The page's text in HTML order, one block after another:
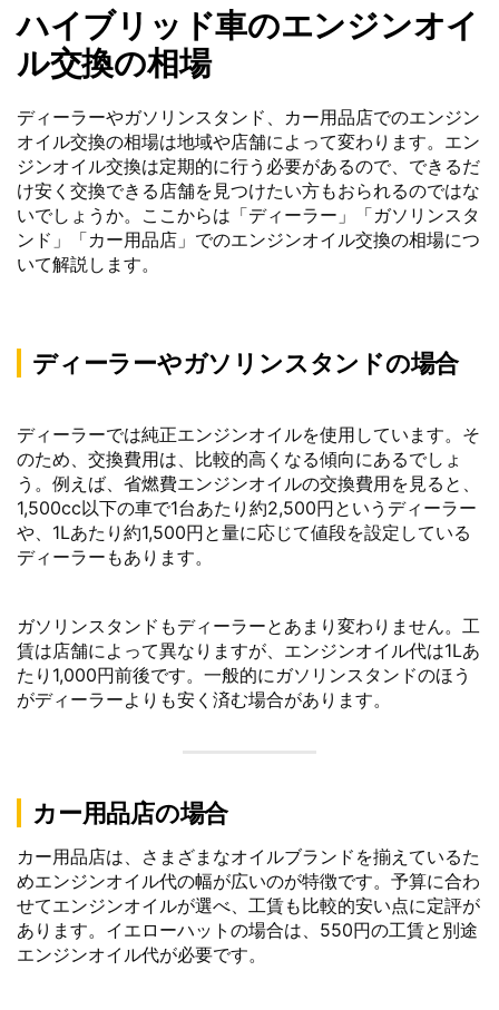
ハイブリッド車のエンジンオイ
ル交換の相場
ディーラーやガソリンスタンド、カー用品店でのエンジン
オイル交換の相場は地域や店舗によって変わります。エン
ジンオイル交換は定期的に行う必要があるので、できるだ
け安く交換できる店舗を見つけたい方もおられるのではな
いでしょうか。ここからは「ディーラー」「ガソリンスタ
ンド」「カー用品店」でのエンジンオイル交換の相場につ
いて解説します。
ディーラーやガソリンスタンドの場合
ディーラーでは純正エンジンオイルを使用しています。そ
のため、交換費用は、比較的高くなる傾向にあるでしょ
う。例えば、省燃費エンジンオイルの交換費用を見ると、
1,500cc以下の車で1台あたり約2,500円というディーラー
や、1Lあたり約1,500円と量に応じて値段を設定している
ディーラーもあります。
ガソリンスタンドもディーラーとあまり変わりません。工
賃は店舗によって異なりますが、エンジンオイル代は1Lあ
たり1,000円前後です。一般的にガソリンスタンドのほう
がディーラーよりも安く済む場合があります。
カー用品店の場合
カー用品店は、さまざまなオイルブランドを揃えているた
めエンジンオイル代の幅が広いのが特徴です。予算に合わ
せてエンジンオイルが選べ、工賃も比較的安い点に定評が
あります。イエローハットの場合は、550円の工賃と別途
エンジンオイル代が必要です。